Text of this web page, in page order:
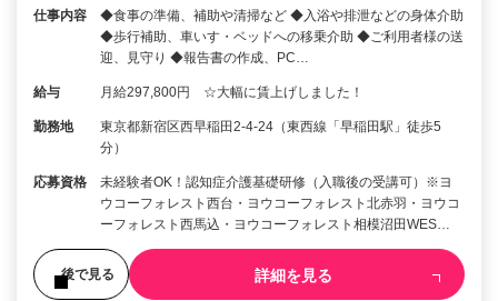
仕事内容
◆食事の準備、補助や清掃など ◆入浴や排泄などの身体介助
◆歩行補助、車いす・ベッドへの移乗介助 ◆ご利用者様の送
迎、見守り ◆報告書の作成、PC…
給与 月給297,800円 ☆大幅に賃上げしました！
勤務地
東京都新宿区西早稲田2-4-24（東西線「早稲田駅」徒歩5
分）
応募資格
未経験者OK！認知症介護基礎研修（入職後の受講可）※ヨ
ウコーフォレスト西台・ヨウコーフォレスト北赤羽・ヨウコ
ーフォレスト西馬込・ヨウコーフォレスト相模沼田WES…
後で見る 詳細を見る